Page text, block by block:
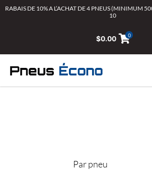
AllerRABAIS DE 10% A L’ACHAT DE 4 PNEUS (MINIMUM
10
$0.00 0
Par pneu